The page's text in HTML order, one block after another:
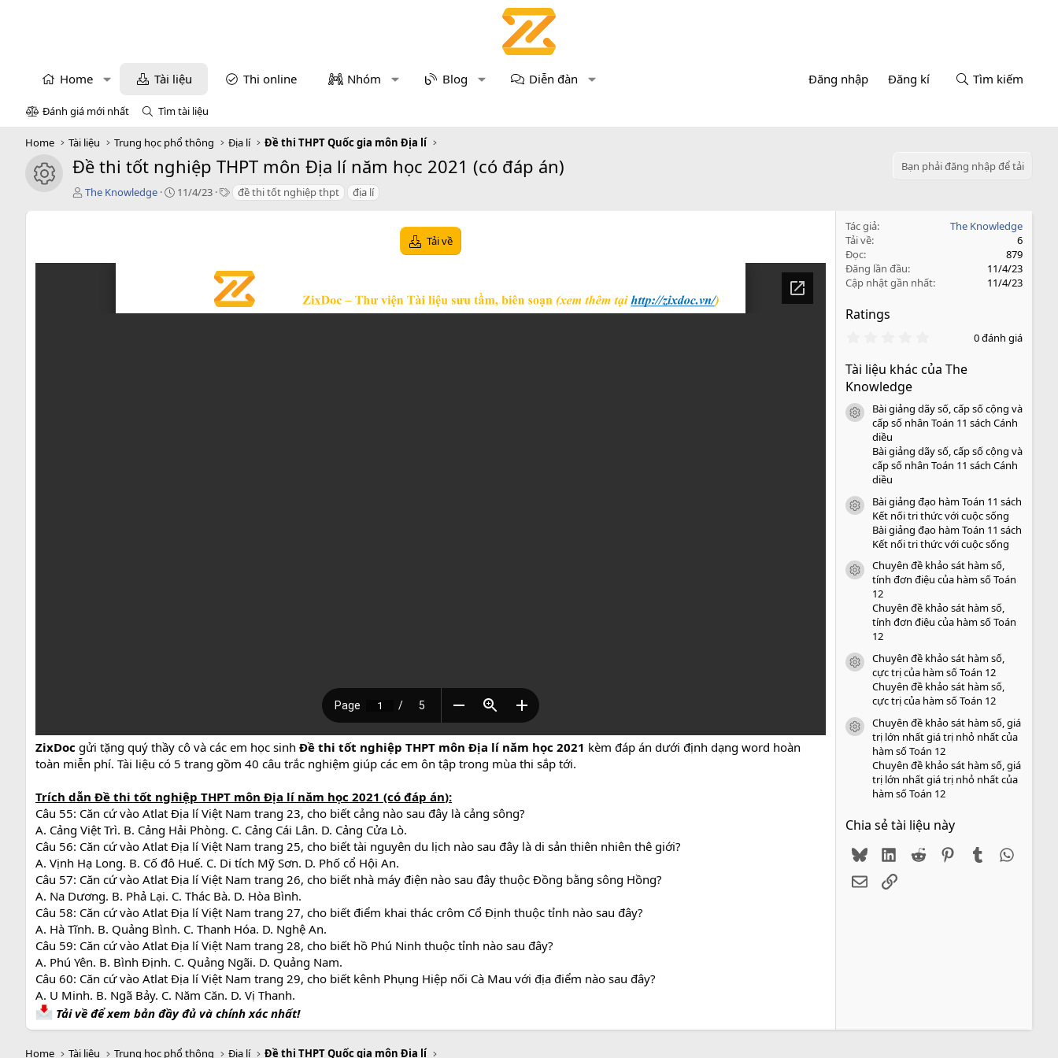
Home Tài liệu Thi online Nhóm Blog Diễn đàn Đăng nhập Đăng kí Tìm kiếm
Đánh giá mới nhất Tìm tài liệu
Home Tài liệu Trung học phổ thông Địa lí Đề thi THPT Quốc gia môn Địa lí
icon tài liệu
Đề thi tốt nghiệp THPT môn Địa lí năm học 2021 (có đáp án)
Bạn phải đăng nhập để tải
T
ả
The Knowledge
C11/4/23
T đề thi tốt nghiệp thpt địa lí
Tải về
ZixDoc gửi tặng quý thầy cô và các em học sinh Đề thi tốt nghiệp THPT môn Địa lí năm học 2021 kèm đáp án dưới định dạng word hoàn
toàn miễn phí. Tài liệu có 5 trang gồm 40 câu trắc nghiệm giúp các em ôn tập trong mùa thi sắp tới.
Trích dẫn Đề thi tốt nghiệp THPT môn Địa lí năm học 2021 (có đáp án):
Câu 55: Căn cứ vào Atlat Địa lí Việt Nam trang 23, cho biết cảng nào sau đây là cảng sông?
A. Cảng Việt Trì. B. Cảng Hải Phòng. C. Cảng Cái Lân. D. Cảng Cửa Lò.
Câu 56: Căn cứ vào Atlat Địa lí Việt Nam trang 25, cho biết tài nguyên du lịch nào sau đây là di sản thiên nhiên thê giới?
A. Vịnh Hạ Long. B. Cố đô Huế. C. Di tích Mỹ Sơn. D. Phố cổ Hội An.
Câu 57: Căn cứ vào Atlat Địa lí Việt Nam trang 26, cho biết nhà máy điện nào sau đây thuộc Đồng bằng sông Hồng?
A. Na Dương. B. Phả Lại. C. Thác Bà. D. Hòa Bình.
Câu 58: Căn cứ vào Atlat Địa lí Việt Nam trang 27, cho biết điểm khai thác crôm Cổ Định thuộc tỉnh nào sau đây?
A. Hà Tĩnh. B. Quảng Bình. C. Thanh Hóa. D. Nghệ An.
Câu 59: Căn cứ vào Atlat Địa lí Việt Nam trang 28, cho biết hồ Phú Ninh thuộc tỉnh nào sau đây?
A. Phú Yên. B. Bình Định. C. Quảng Ngãi. D. Quảng Nam.
Câu 60: Căn cứ vào Atlat Địa lí Việt Nam trang 29, cho biết kênh Phụng Hiệp nối Cà Mau với địa điểm nào sau đây?
A. U Minh. B. Ngã Bảy. C. Năm Căn. D. Vị Thanh.
Tải về để xem bản đầy đủ và chính xác nhất!
Tác giả
The Knowledge
Tải về
6
Đọc
879
Đăng lần đầu
11/4/23
Cập nhật gần nhất
11/4/23
Ratings
0
0
o
0 đánh giá
Tài liệu khác của The
Knowledge
icon tài liệu
Bài giảng dãy số, cấp số cộng và
cấp số nhân Toán 11 sách Cánh
diều
Bài giảng dãy số, cấp số cộng và
cấp số nhân Toán 11 sách Cánh
diều
icon tài liệu
Bài giảng đạo hàm Toán 11 sách
Kết nối tri thức với cuộc sống
Bài giảng đạo hàm Toán 11 sách
Kết nối tri thức với cuộc sống
icon tài liệu
Chuyên đề khảo sát hàm số,
tính đơn điệu của hàm số Toán
12
Chuyên đề khảo sát hàm số,
tính đơn điệu của hàm số Toán
12
icon tài liệu
Chuyên đề khảo sát hàm số,
cực trị của hàm số Toán 12
Chuyên đề khảo sát hàm số,
cực trị của hàm số Toán 12
icon tài liệu
Chuyên đề khảo sát hàm số, giá
trị lớn nhất giá trị nhỏ nhất của
hàm số Toán 12
Chuyên đề khảo sát hàm số, giá
trị lớn nhất giá trị nhỏ nhất của
hàm số Toán 12
Chia sẻ tài liệu này
BlueskyLinkedIn
Reddit PinterestTumblr
EmailLink
Home Tài liệu Trung học phổ thông Địa lí Đề thi THPT Quốc gia môn Địa lí